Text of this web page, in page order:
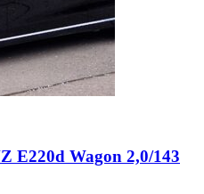
E220d Wagon 2,0/143